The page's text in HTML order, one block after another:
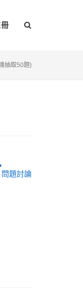
抽取50題)
問題討論